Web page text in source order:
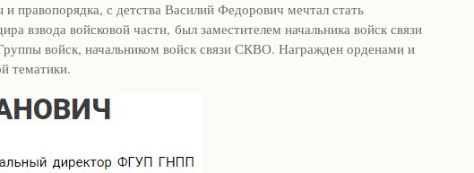
правопорядка, с детства Василий Федорович мечтал стать
взвода войсковой части, был заместителем начальника войск связи
войск, начальником войск связи СКВО. Награжден орденами и
тематики.